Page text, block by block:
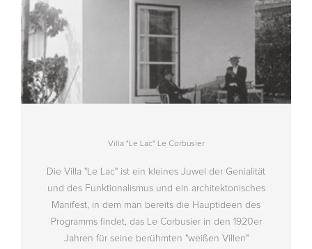
Villa "Le Lac" Le Corbusier
Die Villa "Le Lac" ist ein kleines Juwel der Genialität
und des Funktionalismus und ein architektonisches
Manifest, in dem man bereits die Hauptideen des
Programms findet, das Le Corbusier in den 1920er
Jahren für seine berühmten "weißen Villen"